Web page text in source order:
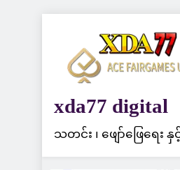
xda77 digital
သတင်း ၊ ဖျော်ဖြေရေး